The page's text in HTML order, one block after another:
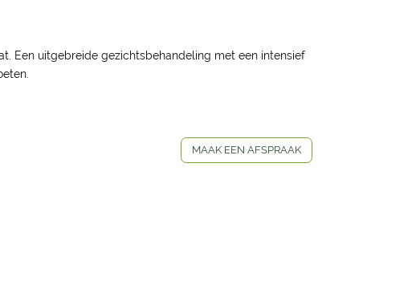
Een uitgebreide gezichtsbehandeling met een intensief
MAAK EEN AFSPRAAK